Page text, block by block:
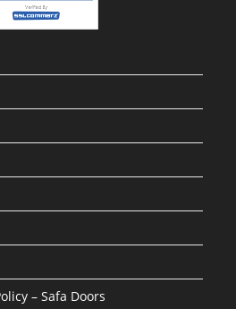
– Safa Doors